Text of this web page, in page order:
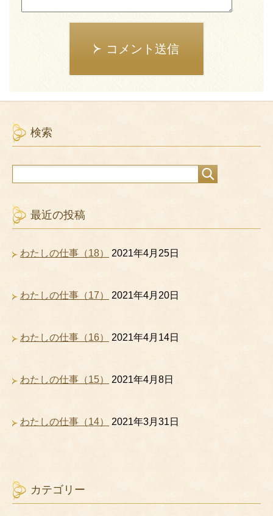
コメント送信
検索
最近の投稿
わたしの仕事（18） 2021年4月25日
わたしの仕事（17） 2021年4月20日
わたしの仕事（16） 2021年4月14日
わたしの仕事（15） 2021年4月8日
わたしの仕事（14） 2021年3月31日
カテゴリー